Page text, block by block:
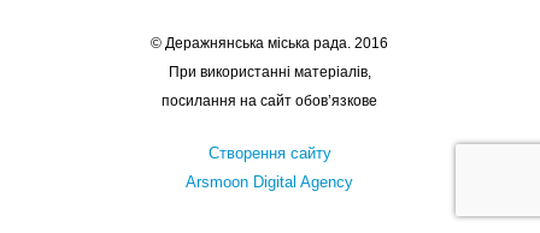
© Деражнянська міська рада. 2016
При використанні матеріалів,
посилання на сайт обов’язкове
Створення сайту
Arsmoon Digital Agency